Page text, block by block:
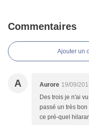
Commentaires
Ajouter un
A Aurore 19/09/
Des trois je n'ai
passé un très
ce pré-quel